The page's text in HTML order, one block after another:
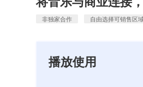
非独家合作 自由选择可销售区
播放使用